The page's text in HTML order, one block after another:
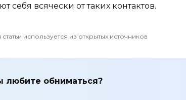
всячески от таких контактов.
используется из открытых источников
любите обниматься?